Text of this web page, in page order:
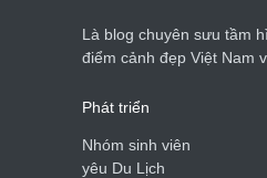
Là blog chuyên sưu tầm
điểm cảnh đẹp Việt Nam
Phát triển
Nhóm sinh viên
yêu Du Lịch